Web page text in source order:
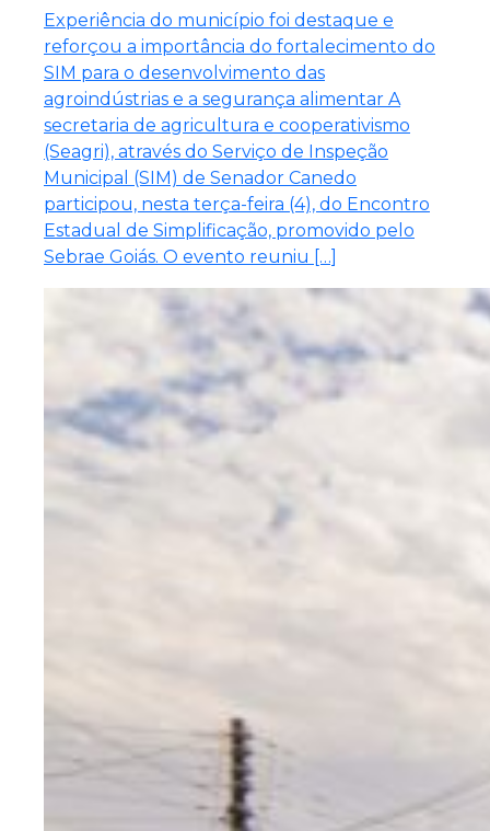
Experiência do município foi destaque e
reforçou a importância do fortalecimento do
SIM para o desenvolvimento das
agroindústrias e a segurança alimentar A
secretaria de agricultura e cooperativismo
(Seagri), através do Serviço de Inspeção
Municipal (SIM) de Senador Canedo
participou, nesta terça-feira (4), do Encontro
Estadual de Simplificação, promovido pelo
Sebrae Goiás. O evento reuniu […]